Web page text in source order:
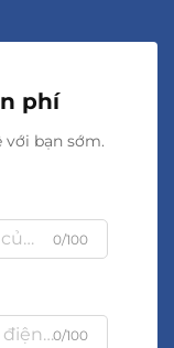
phí
bạn sớm.
0/100
0/100